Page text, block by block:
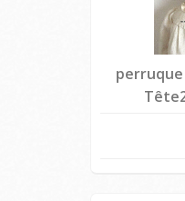
perruque